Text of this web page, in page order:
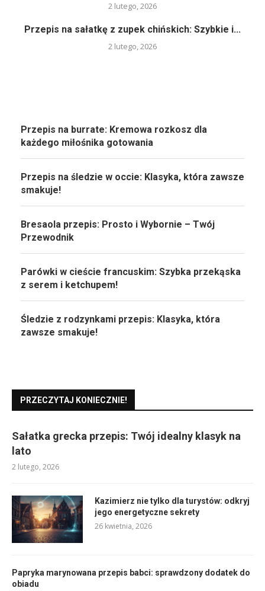
2 lutego, 2026
Przepis na sałatkę z zupek chińskich: Szybkie i...
2 lutego, 2026
Przepis na burrate: Kremowa rozkosz dla
każdego miłośnika gotowania
Przepis na śledzie w occie: Klasyka, która zawsze
smakuje!
Bresaola przepis: Prosto i Wybornie – Twój
Przewodnik
Parówki w cieście francuskim: Szybka przekąska
z serem i ketchupem!
Śledzie z rodzynkami przepis: Klasyka, która
zawsze smakuje!
PRZECZYTAJ KONIECZNIE!
Sałatka grecka przepis: Twój idealny klasyk na
lato
2 lutego, 2026
Kazimierz nie tylko dla turystów: odkryj
jego energetyczne sekrety
26 kwietnia, 2026
Papryka marynowana przepis babci: sprawdzony dodatek do
obiadu